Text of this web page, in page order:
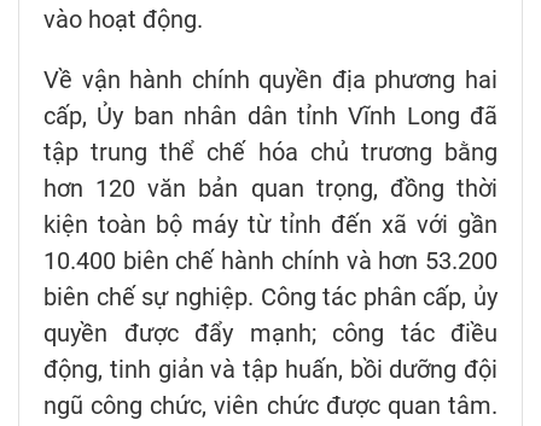
vào hoạt động.
Về vận hành chính quyền địa phương hai
cấp, Ủy ban nhân dân tỉnh Vĩnh Long đã
tập trung thể chế hóa chủ trương bằng
hơn 120 văn bản quan trọng, đồng thời
kiện toàn bộ máy từ tỉnh đến xã với gần
10.400 biên chế hành chính và hơn 53.200
biên chế sự nghiệp. Công tác phân cấp, ủy
quyền được đẩy mạnh; công tác điều
động, tinh giản và tập huấn, bồi dưỡng đội
ngũ công chức, viên chức được quan tâm.